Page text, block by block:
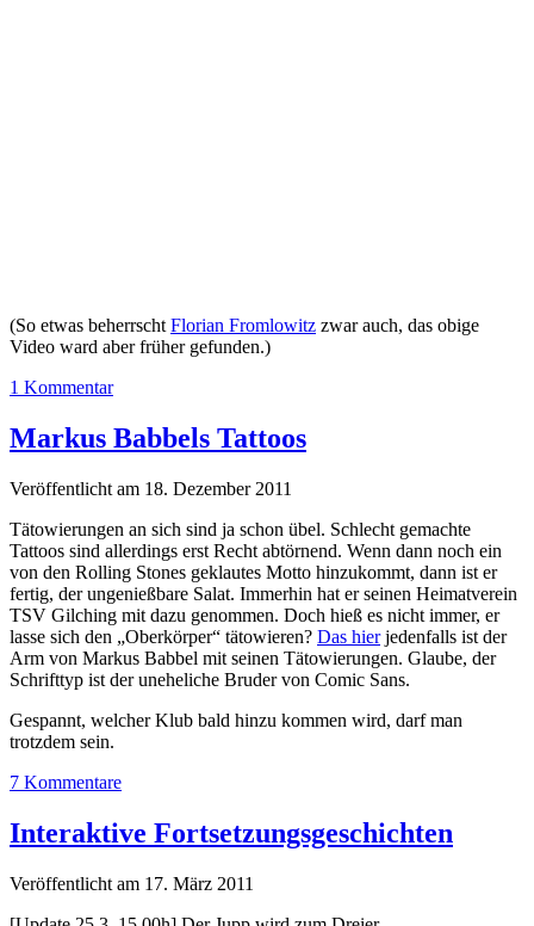
(So etwas beherrscht Florian Fromlowitz zwar auch, das obige
Video ward aber früher gefunden.)
1 Kommentar
Markus Babbels Tattoos
Veröffentlicht am 18. Dezember 2011
Tätowierungen an sich sind ja schon übel. Schlecht gemachte
Tattoos sind allerdings erst Recht abtörnend. Wenn dann noch ein
von den Rolling Stones geklautes Motto hinzukommt, dann ist er
fertig, der ungenießbare Salat. Immerhin hat er seinen Heimatverein
TSV Gilching mit dazu genommen. Doch hieß es nicht immer, er
lasse sich den „Oberkörper“ tätowieren? Das hierjedenfalls ist der
Arm von Markus Babbel mit seinen Tätowierungen. Glaube, der
Schrifttyp ist der uneheliche Bruder von Comic Sans.
Gespannt, welcher Klub bald hinzu kommen wird, darf man
trotzdem sein.
7 Kommentare
Interaktive Fortsetzungsgeschichten
Veröffentlicht am 17. März 2011